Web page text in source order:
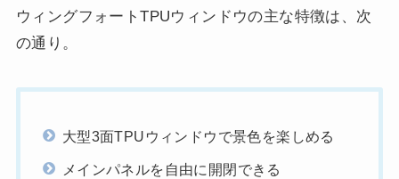
ウィングフォートTPUウィンドウの主な特徴は、次
の通り。
大型3面TPUウィンドウで景色を楽しめる
メインパネルを自由に開閉できる